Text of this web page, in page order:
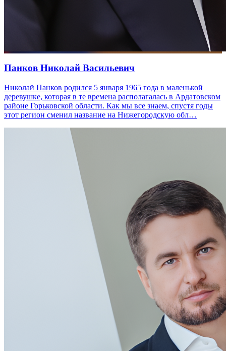
Панков Николай Васильевич
Николай Панков родился 5 января 1965 года в маленькой
деревушке, которая в те времена располагалась в Ардатовском
районе Горьковской области. Как мы все знаем, спустя годы
этот регион сменил название на Нижегородскую обл…